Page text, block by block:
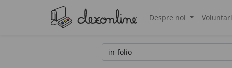
Despre noi Voluntari